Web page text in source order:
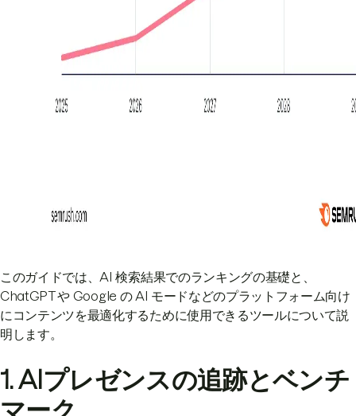
このガイドでは、AI 検索結果でのランキングの基礎と、
ChatGPT や Google の AI モードなどのプラットフォーム向け
にコンテンツを最適化するために使用できるツールについて説
明します。
1. AIプレゼンスの追跡とベンチ
マーク